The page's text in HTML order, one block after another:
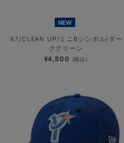
NEW
’47/CLEAN UP/ミニBシンボル/ダー
クグリーン
¥4,800 (税込)